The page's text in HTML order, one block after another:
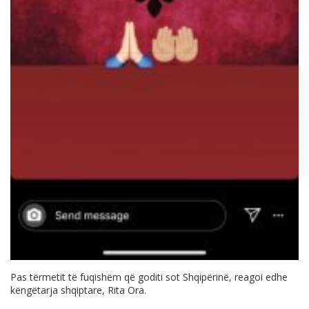
Pas tërmetit të fuqishëm që goditi sot Shqipërinë, reagoi edhe
këngëtarja shqiptare, Rita Ora.